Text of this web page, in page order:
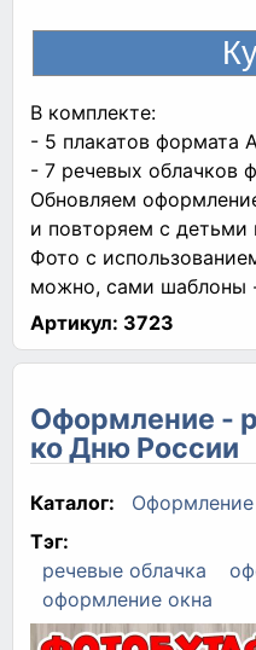
В комплекте:
- 5 плакатов формата
- 7 речевых облачков
Обновляем
и повторяем с детьми
Фото с
можно, сами шаблоны
Артикул: 3723
Оформление -
ко Дню России
Каталог:
Оформление
Тэг:
речевые облачка
оформление окна